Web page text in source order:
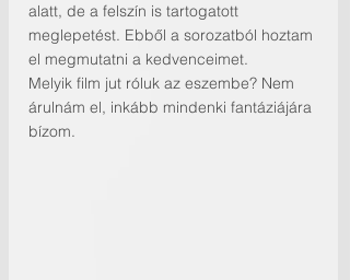
alatt, de a felszín is tartogatott
meglepetést. Ebből a sorozatból hoztam
el megmutatni a kedvenceimet.
Melyik film jut róluk az eszembe? Nem
árulnám el, inkább mindenki fantáziájára
bízom.